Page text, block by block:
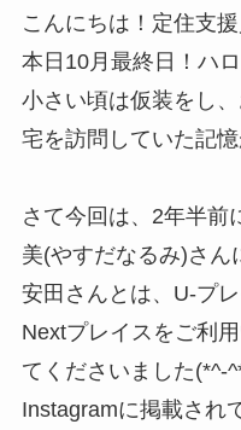
こんにちは！定住支
本日10月最終日！ハ
小さい頃は仮装をし
宅を訪問していた記憶
さて今回は、2年半前
美(やすだなるみ)さん
安田さんとは、U-プ
Nextプレイスをご利
てくださいました(*^-
Instagramに掲載され